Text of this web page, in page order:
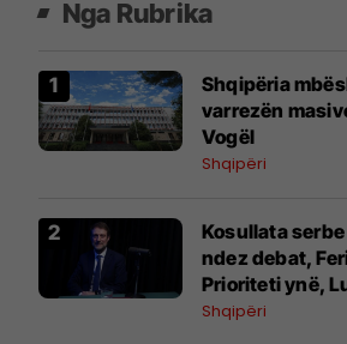
Nga Rubrika
Shqipëria
varrezën
Vogël
Shqipëri
Kosullata
ndez debat,
Prioriteti ynë,
Preshevës
Shqipëri